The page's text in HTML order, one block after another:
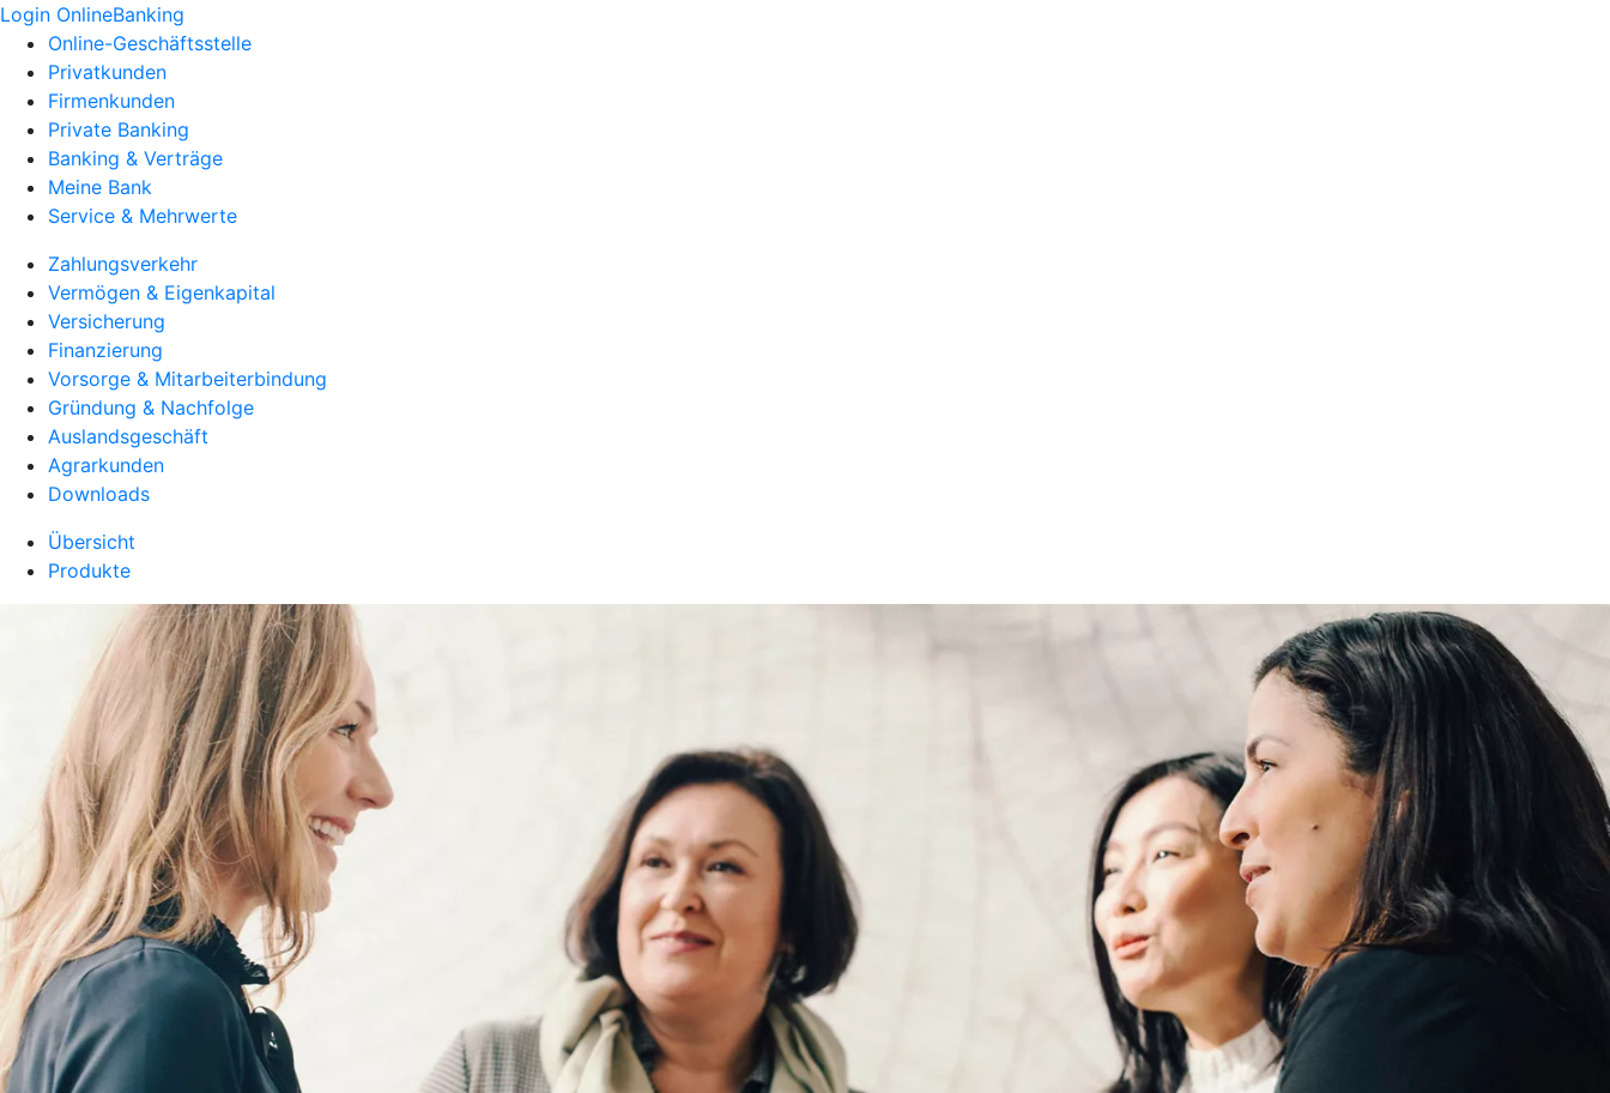
Login OnlineBanking
Online-Geschäftsstelle
Privatkunden
Firmenkunden
Private Banking
Banking & Verträge
Meine Bank
Service & Mehrwerte
Zahlungsverkehr
Vermögen & Eigenkapital
Versicherung
Finanzierung
Vorsorge & Mitarbeiterbindung
Gründung & Nachfolge
Auslandsgeschäft
Agrarkunden
Downloads
Übersicht
Produkte